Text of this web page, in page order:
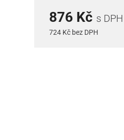
876 Kč s DPH
724 Kč bez DPH